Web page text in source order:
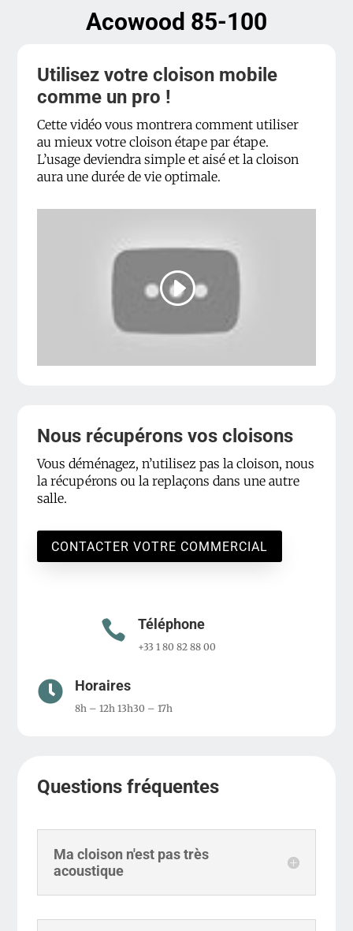
Acowood 85-100
Utilisez votre cloison mobile
comme un pro !
Cette vidéo vous montrera comment utiliser
au mieux votre cloison étape par étape.
L’usage deviendra simple et aisé et la cloison
aura une durée de vie optimale.
Nous récupérons vos cloisons
Vous déménagez, n’utilisez pas la cloison, nous
la récupérons ou la replaçons dans une autre
salle.
CONTACTER VOTRE COMMERCIAL
 Téléphone
+33 1 80 82 88 00
 Horaires
8h – 12h 13h30 – 17h
Questions fréquentes
Ma cloison n'est pas très
acoustique